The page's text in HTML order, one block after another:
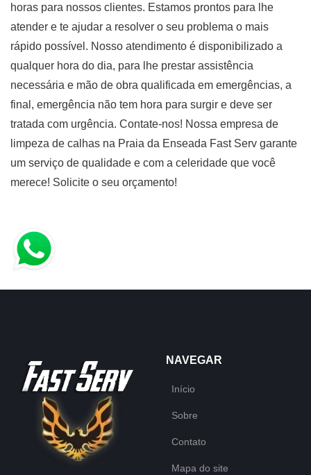
horas para nossos clientes. Estamos prontos para lhe
atender e te ajudar a resolver o seu problema o mais
rápido possível. Nosso atendimento é disponibilizado a
qualquer hora do dia, para lhe prestar assistência
necessária e mão de obra qualificada em emergências, a
final, emergência não tem hora para surgir e deve ser
tratada com urgência. Contate-nos! Nossa empresa de
limpeza de calhas na Praia da Enseada Fast Serv garante
um serviço de qualidade e com a celeridade que você
merece! Solicite o seu orçamento!
NAVEGAR
Início
Sobre
Contato
Mapa do site